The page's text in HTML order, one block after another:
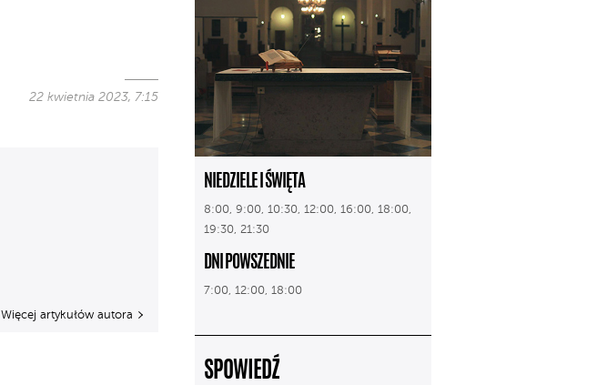
22 kwietnia 2023, 7:15
Więcej artykułów autora
NIEDZIELE I ŚWIĘTA
8:00, 9:00, 10:30, 12:00, 16:00, 18:00,
19:30, 21:30
DNI POWSZEDNIE
7:00, 12:00, 18:00
SPOWIEDŹ